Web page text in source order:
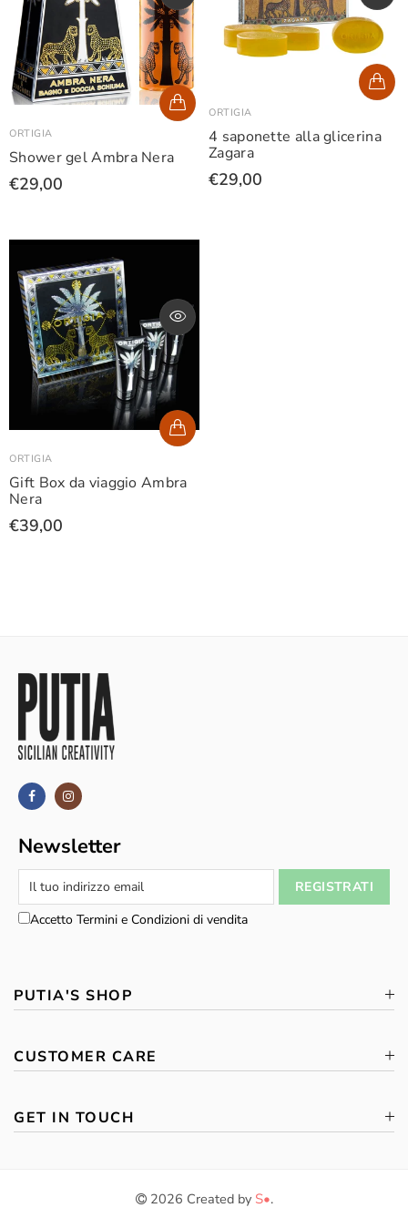
ORTIGIA
Shower gel Ambra Nera
€29,00
ORTIGIA
4 saponette alla glicerina
Zagara
€29,00
ORTIGIA
Gift Box da viaggio Ambra
Nera
€39,00
Newsletter
Accetto Termini e Condizioni di vendita
PUTIA'S SHOP
CUSTOMER CARE
GET IN TOUCH
2026 Created by S•.